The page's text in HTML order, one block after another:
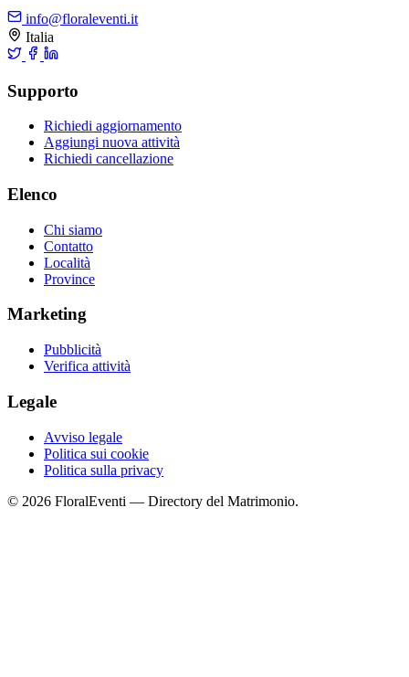
info@floraleventi.it
Italia
Supporto
Richiedi aggiornamento
Aggiungi nuova attività
Richiedi cancellazione
Elenco
Chi siamo
Contatto
Località
Province
Marketing
Pubblicità
Verifica attività
Legale
Avviso legale
Politica sui cookie
Politica sulla privacy
© 2026 FloralEventi — Directory del Matrimonio.